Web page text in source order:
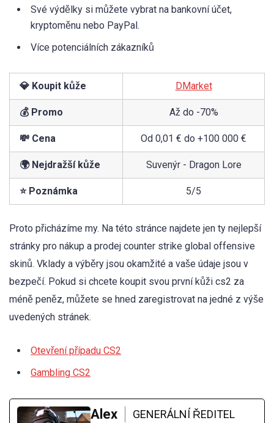
Své výdělky si můžete vybrat na bankovní účet,
kryptoměnu nebo PayPal.
Více potenciálních zákazníků
💎 Koupit kůže DMarket
💰 Promo Až do -70%
💸 Cena Od 0,01 € do +100 000 €
🌍 Nejdražší kůže Suvenýr - Dragon Lore
⭐ Poznámka 5/5
Proto přicházíme my. Na této stránce najdete jen ty nejlepší
stránky pro nákup a prodej counter strike global offensive
skinů. Vklady a výběry jsou okamžité a vaše údaje jsou v
bezpečí. Pokud si chcete koupit svou první kůži cs2 za
méně peněz, můžete se hned zaregistrovat na jedné z výše
uvedených stránek.
Otevření případu CS2
Gambling CS2
Alex
GENERÁLNÍ ŘEDITEL